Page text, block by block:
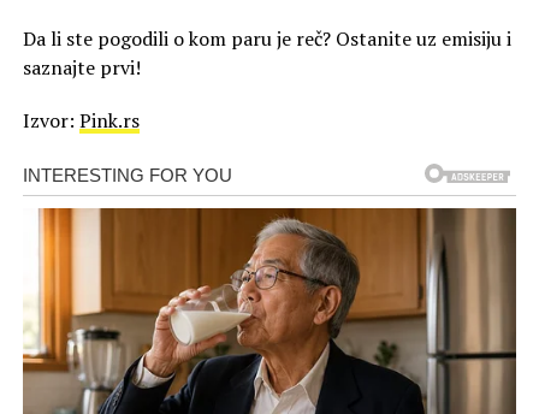
Da li ste pogodili o kom paru je reč? Ostanite uz emisiju i
saznajte prvi!
Izvor: Pink.rs